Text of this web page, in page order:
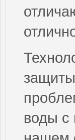
воды с